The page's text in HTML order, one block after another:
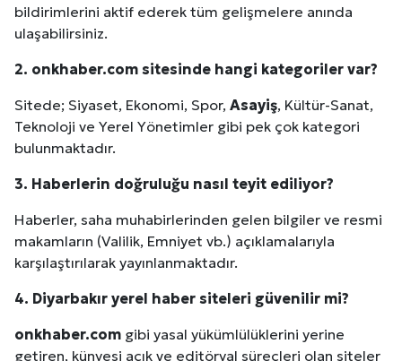
bildirimlerini aktif ederek tüm gelişmelere anında
ulaşabilirsiniz.
2. onkhaber.com sitesinde hangi kategoriler var?
Sitede; Siyaset, Ekonomi, Spor, Asayiş, Kültür-Sanat,
Teknoloji ve Yerel Yönetimler gibi pek çok kategori
bulunmaktadır.
3. Haberlerin doğruluğu nasıl teyit ediliyor?
Haberler, saha muhabirlerinden gelen bilgiler ve resmi
makamların (Valilik, Emniyet vb.) açıklamalarıyla
karşılaştırılarak yayınlanmaktadır.
4. Diyarbakır yerel haber siteleri güvenilir mi?
onkhaber.com gibi yasal yükümlülüklerini yerine
getiren, künyesi açık ve editöryal süreçleri olan siteler
Site İçi (On-Page) SEO Hizmeti: Web Sitenizin